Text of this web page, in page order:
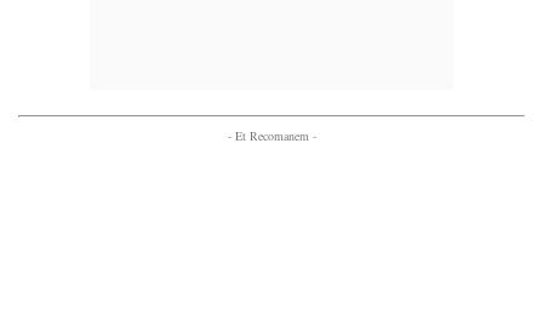
- Et Recomanem -